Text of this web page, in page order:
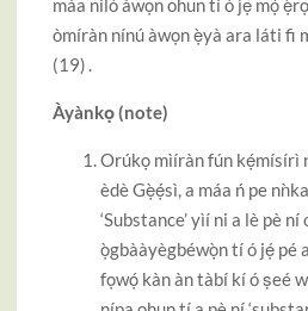
máa nílò àwọn ohun tí ó jẹ mọ́
òmíràn nínú àwọn ẹ̀yà ara láti fi
(19).
Àyànkọ (note)
Orúkọ mìíràn fún kẹ́mísírì
èdè Gẹ̀ẹ́sì, a máa ń pe
‘Substance’ yìí ni a lè pè
ọ̀gbààyègbéwọ̀n tí ó jẹ́ pé
fọwọ́ kàn àn tàbí kí ó ṣeé